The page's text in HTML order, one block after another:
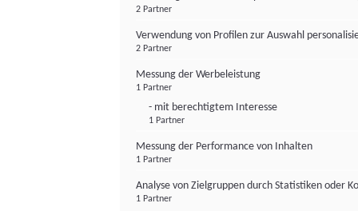
2 Partner
Verwendung von Profilen zur Auswahl
2 Partner
Messung der Werbeleistung
1 Partner
- mit berechtigtem Interesse
1 Partner
Messung der Performance von Inhalten
1 Partner
Analyse von Zielgruppen durch Statistiken oder
1 Partner